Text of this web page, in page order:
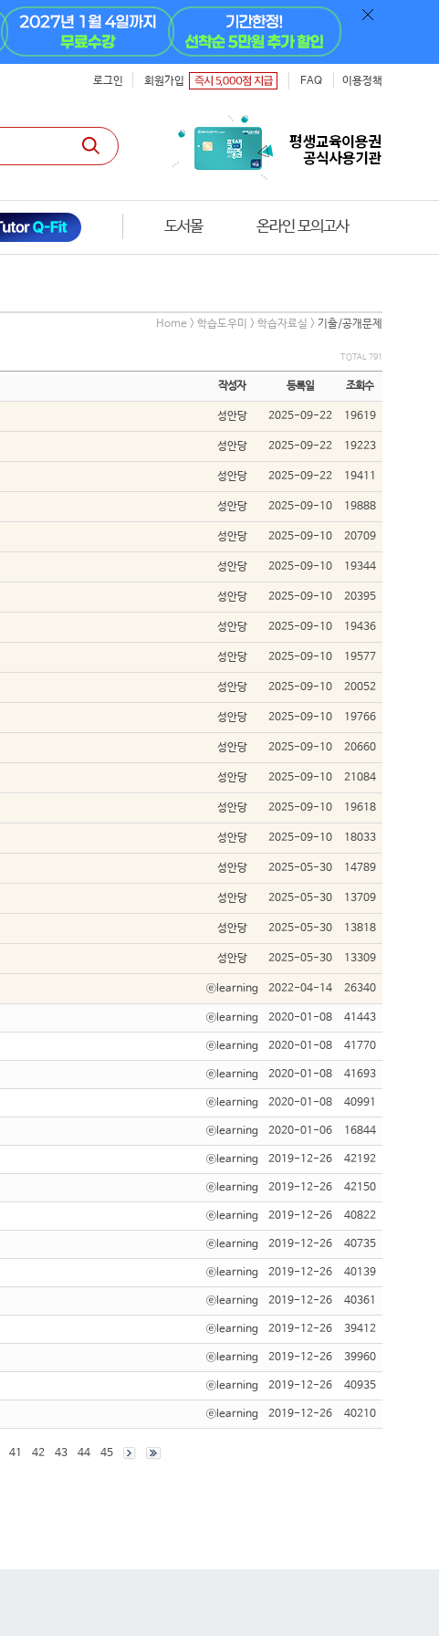
로그인 회원가입 FAQ 이용정책
도서몰 온라인 모의고사
Home > 학습도우미 > 학습자료실 > 기출/공개문제
TOTAL 791
작성자 등록일 조회수
성안당 2025-09-22 19619
성안당 2025-09-22 19223
성안당 2025-09-22 19411
성안당 2025-09-10 19888
성안당 2025-09-10 20709
성안당 2025-09-10 19344
성안당 2025-09-10 20395
성안당 2025-09-10 19436
성안당 2025-09-10 19577
성안당 2025-09-10 20052
성안당 2025-09-10 19766
성안당 2025-09-10 20660
성안당 2025-09-10 21084
성안당 2025-09-10 19618
성안당 2025-09-10 18033
성안당 2025-05-30 14789
성안당 2025-05-30 13709
성안당 2025-05-30 13818
성안당 2025-05-30 13309
ⓔlearning 2022-04-14 26340
ⓔlearning 2020-01-08 41443
ⓔlearning 2020-01-08 41770
ⓔlearning 2020-01-08 41693
ⓔlearning 2020-01-08 40991
ⓔlearning 2020-01-06 16844
ⓔlearning 2019-12-26 42192
ⓔlearning 2019-12-26 42150
ⓔlearning 2019-12-26 40822
ⓔlearning 2019-12-26 40735
ⓔlearning 2019-12-26 40139
ⓔlearning 2019-12-26 40361
ⓔlearning 2019-12-26 39412
ⓔlearning 2019-12-26 39960
ⓔlearning 2019-12-26 40935
ⓔlearning 2019-12-26 40210
41 42 43 44 45